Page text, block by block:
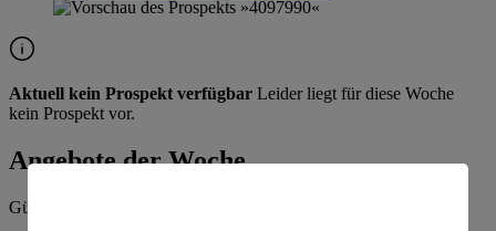
Aktuell kein Prospekt verfügbar Leider liegt für diese Woche
kein Prospekt vor.
Angebote der Woche
Gültig vom